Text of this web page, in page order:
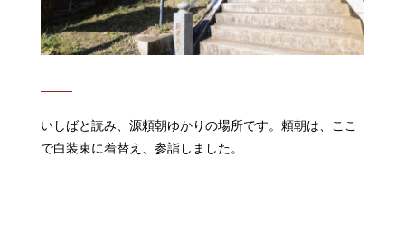
いしばと読み、源頼朝ゆかりの場所です。頼朝は、ここ
で白装束に着替え、参詣しました。